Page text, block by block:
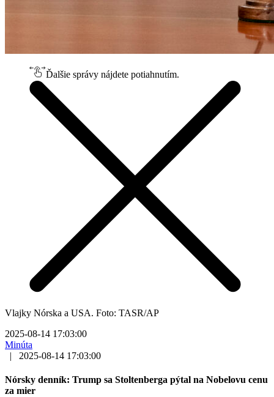
Ďalšie správy nájdete potiahnutím.
Vlajky Nórska a USA. Foto: TASR/AP
2025-08-14 17:03:00
Minúta
|
2025-08-14 17:03:00
Nórsky denník: Trump sa Stoltenberga pýtal na Nobelovu cenu
za mier